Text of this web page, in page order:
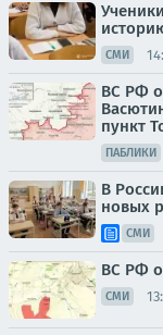
СМИ
ВС РФ
пункт
ПАБЛИКИ
В
новых
СМИ
ВС РФ
СМИ